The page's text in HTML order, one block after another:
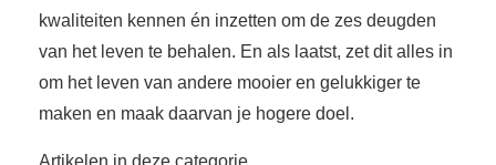
kwaliteiten kennen én inzetten om de zes deugden
van het leven te behalen. En als laatst, zet dit alles in
om het leven van andere mooier en gelukkiger te
maken en maak daarvan je hogere doel.
Artikelen in deze categorie